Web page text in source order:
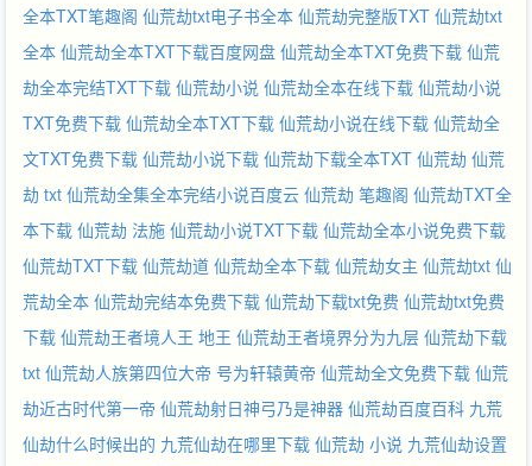
全本TXT笔趣阁 仙荒劫txt电子书全本 仙荒劫完整版TXT 仙荒劫txt
全本 仙荒劫全本TXT下载百度网盘 仙荒劫全本TXT免费下载 仙荒
劫全本完结TXT下载 仙荒劫小说 仙荒劫全本在线下载 仙荒劫小说
TXT免费下载 仙荒劫全本TXT下载 仙荒劫小说在线下载 仙荒劫全
文TXT免费下载 仙荒劫小说下载 仙荒劫下载全本TXT 仙荒劫 仙荒
劫 txt 仙荒劫全集全本完结小说百度云 仙荒劫 笔趣阁 仙荒劫TXT全
本下载 仙荒劫 法施 仙荒劫小说TXT下载 仙荒劫全本小说免费下载
仙荒劫TXT下载 仙荒劫道 仙荒劫全本下载 仙荒劫女主 仙荒劫txt 仙
荒劫全本 仙荒劫完结本免费下载 仙荒劫下载txt免费 仙荒劫txt免费
下载 仙荒劫王者境人王 地王 仙荒劫王者境界分为九层 仙荒劫下载
txt 仙荒劫人族第四位大帝 号为轩辕黄帝 仙荒劫全文免费下载 仙荒
劫近古时代第一帝 仙荒劫射日神弓乃是神器 仙荒劫百度百科 九荒
仙劫什么时候出的 九荒仙劫在哪里下载 仙荒劫 小说 九荒仙劫设置